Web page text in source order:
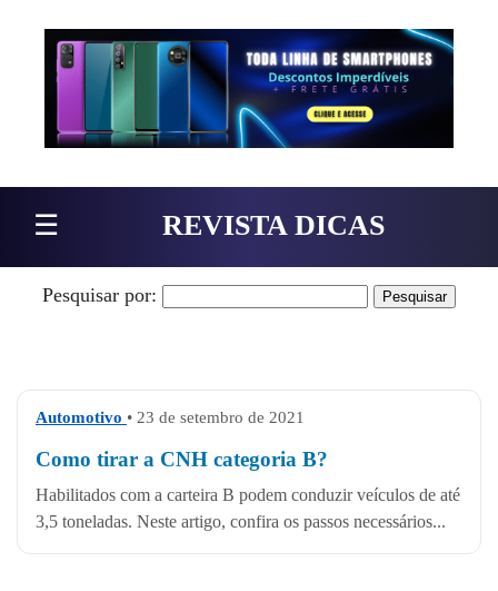
Pular para o conteúdo
☰ REVISTA DICAS
Pesquisar por:
Automotivo • 23 de setembro de 2021
Como tirar a CNH categoria B?
Habilitados com a carteira B podem conduzir veículos de até
3,5 toneladas. Neste artigo, confira os passos necessários...